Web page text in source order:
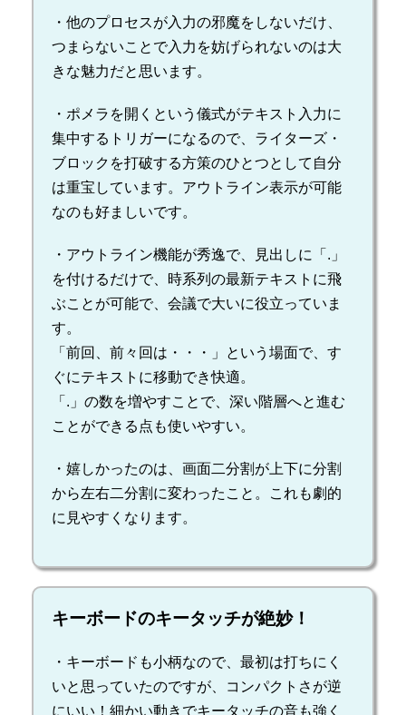
・他のプロセスが入力の邪魔をしないだけ、
つまらないことで入力を妨げられないのは大
きな魅力だと思います。
・ポメラを開くという儀式がテキスト入力に
集中するトリガーになるので、ライターズ・
ブロックを打破する方策のひとつとして自分
は重宝しています。アウトライン表示が可能
なのも好ましいです。
・アウトライン機能が秀逸で、見出しに「.」
を付けるだけで、時系列の最新テキストに飛
ぶことが可能で、会議で大いに役立っていま
す。
「前回、前々回は・・・」という場面で、す
ぐにテキストに移動でき快適。
「.」の数を増やすことで、深い階層へと進む
ことができる点も使いやすい。
・嬉しかったのは、画面二分割が上下に分割
から左右二分割に変わったこと。これも劇的
に見やすくなります。
キーボードのキータッチが絶妙！
・キーボードも小柄なので、最初は打ちにく
いと思っていたのですが、コンパクトさが逆
にいい！細かい動きでキータッチの音も強く